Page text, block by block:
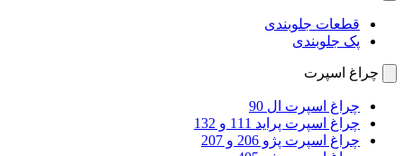
قطعات جلوبندی
پک جلوبندی
چراغ اسپرت
چراغ اسپرت ال 90
چراغ اسپرت پراید 111 و 132
چراغ اسپرت پژو 206 و 207